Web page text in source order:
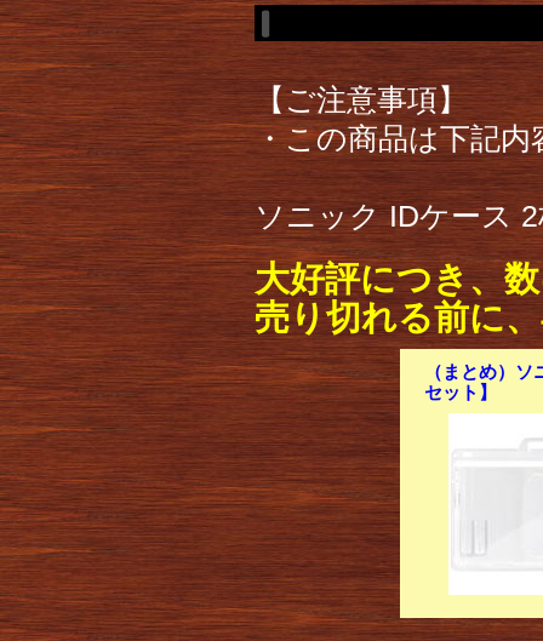
【ご注意事項】
・この商品は下記
ソニック IDケース
大好評につき、
売り切れる前に
（まとめ）
セット】